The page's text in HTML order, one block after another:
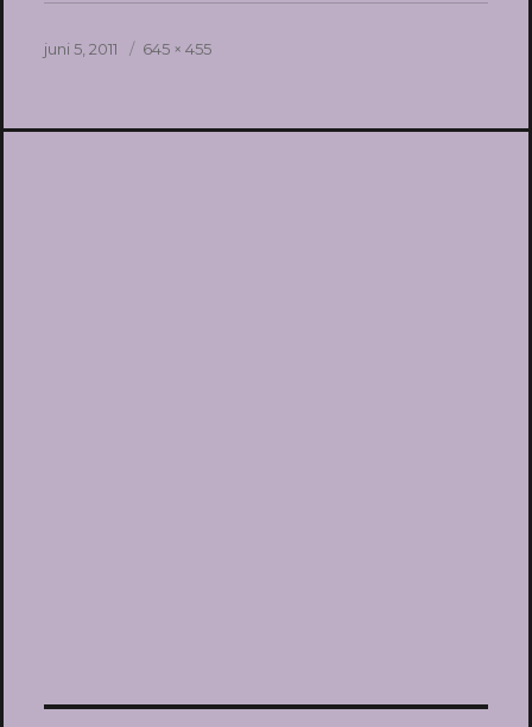
Geplaatst
juni 5, 2011
Volledige
645 × 455